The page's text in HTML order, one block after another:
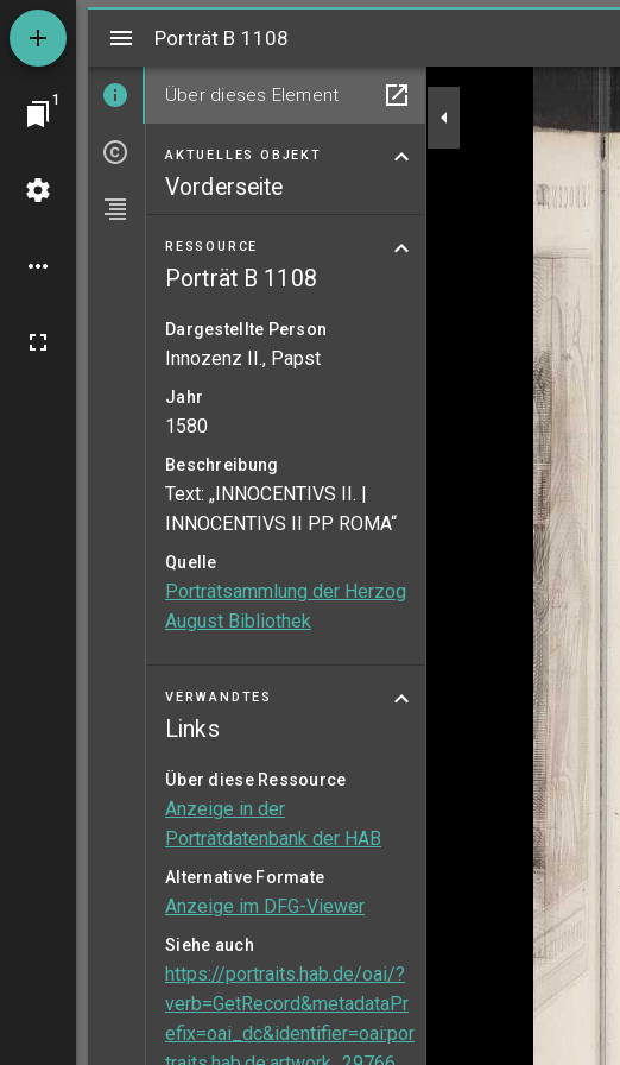
1
MiradorPorträt B 1108
Über dieses Element
AKTUELLES OBJEKT
Vorderseite
RESSOURCE
Porträt B 1108
Dargestellte Person
Innozenz II., Papst
Jahr
1580
Beschreibung
Text: „INNOCENTIVS II. |
INNOCENTIVS II PP ROMA“
Quelle
Porträtsammlung der Herzog
August Bibliothek
VERWANDTES
Links
Über diese Ressource
Anzeige in der
Porträtdatenbank der HAB
Alternative Formate
Anzeige im DFG-Viewer
Siehe auch
https://portraits.hab.de/oai/?
verb=GetRecord&metadataPr
efix=oai_dc&identifier=oai:por
Porträt B 1108